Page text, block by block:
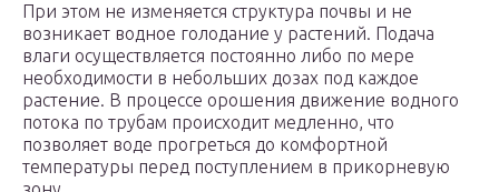
При этом не изменяется структура почвы и не
возникает водное голодание у растений. Подача
влаги осуществляется постоянно либо по мере
необходимости в небольших дозах под каждое
растение. В процессе орошения движение водного
потока по трубам происходит медленно, что
позволяет воде прогреться до комфортной
температуры перед поступлением в прикорневую